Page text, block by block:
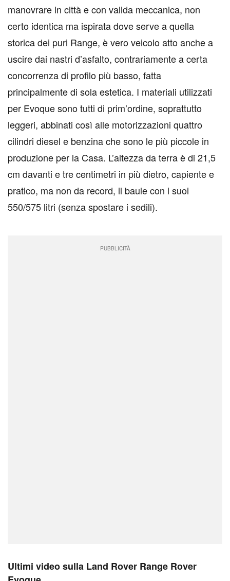
manovrare in città e con valida meccanica, non
certo identica ma ispirata dove serve a quella
storica dei puri Range, è vero veicolo atto anche a
uscire dai nastri d’asfalto, contrariamente a certa
concorrenza di profilo più basso, fatta
principalmente di sola estetica. I materiali utilizzati
per Evoque sono tutti di prim’ordine, soprattutto
leggeri, abbinati così alle motorizzazioni quattro
cilindri diesel e benzina che sono le più piccole in
produzione per la Casa. L’altezza da terra è di 21,5
cm davanti e tre centimetri in più dietro, capiente e
pratico, ma non da record, il baule con i suoi
550/575 litri (senza spostare i sedili).
PUBBLICITÀ
Ultimi video sulla Land Rover Range Rover